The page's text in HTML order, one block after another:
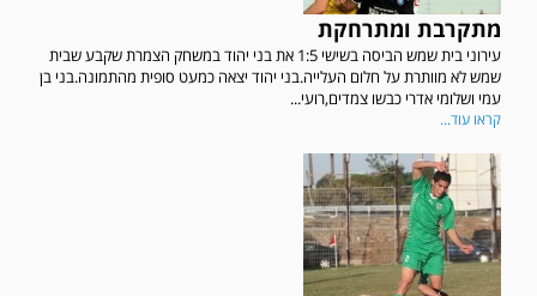
מתקרבת ומתרחקת
עירוני בית שמש הביסה בשישי 1:5 את בני יהוד במשחק הצמרת שקבע שבית
שמש לא מוותרת על חלום העלייה.בני יהוד יצאה כמעט סופית מהתמונה.בני בן
עמי ושלומי אדרי כבשו צמדים,רועי...
קראו עוד...